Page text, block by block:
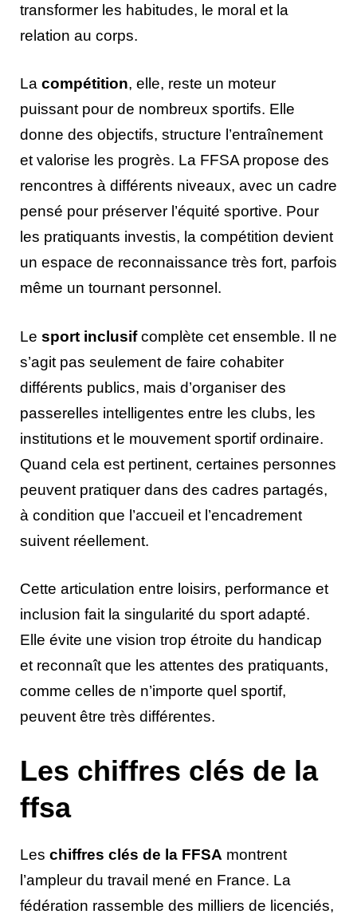
transformer les habitudes, le moral et la
relation au corps.
La compétition, elle, reste un moteur
puissant pour de nombreux sportifs. Elle
donne des objectifs, structure l’entraînement
et valorise les progrès. La FFSA propose des
rencontres à différents niveaux, avec un cadre
pensé pour préserver l’équité sportive. Pour
les pratiquants investis, la compétition devient
un espace de reconnaissance très fort, parfois
même un tournant personnel.
Le sport inclusifcomplète cet ensemble. Il ne
s’agit pas seulement de faire cohabiter
différents publics, mais d’organiser des
passerelles intelligentes entre les clubs, les
institutions et le mouvement sportif ordinaire.
Quand cela est pertinent, certaines personnes
peuvent pratiquer dans des cadres partagés,
à condition que l’accueil et l’encadrement
suivent réellement.
Cette articulation entre loisirs, performance et
inclusion fait la singularité du sport adapté.
Elle évite une vision trop étroite du handicap
et reconnaît que les attentes des pratiquants,
comme celles de n’importe quel sportif,
peuvent être très différentes.
Les chiffres clés de la
ffsa
Les chiffres clés de la FFSA montrent
l’ampleur du travail mené en France. La
fédération rassemble des milliers de licenciés,